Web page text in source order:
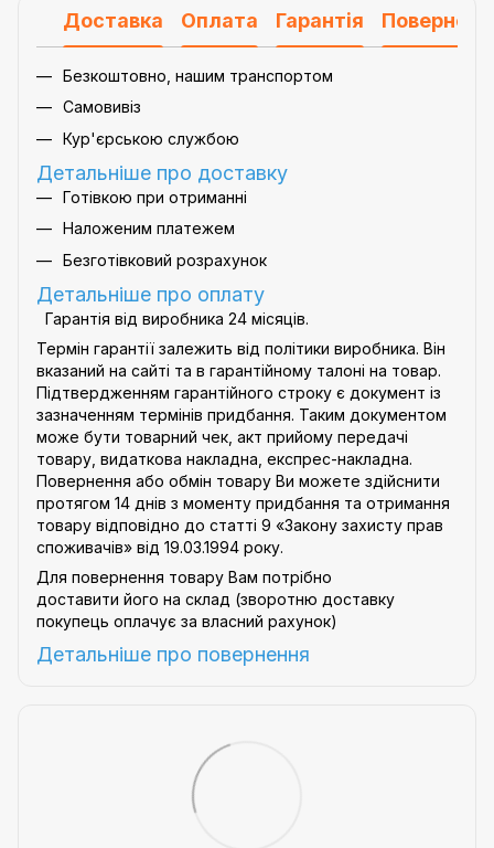
Доставка Оплата Гарантія
Безкоштовно, нашим транспортом
Самовивіз
Кур'єрською службою
Детальніше про доставку
Готівкою при отриманні
Наложеним платежем
Безготівковий розрахунок
Детальніше про оплату
Гарантія від виробника 24 місяців.
Термін гарантії залежить від політики виробника. Він
вказаний на сайті та в гарантійному талоні на товар.
Підтвердженням гарантійного строку є документ із
зазначенням термінів придбання. Таким документом
може бути товарний чек, акт прийому передачі
товару, видаткова накладна, експрес-накладна.
Повернення або обмін товару Ви можете здійснити
протягом 14 днів з моменту придбання та отримання
товару відповідно до статті 9 «Закону захисту прав
споживачів» від 19.03.1994 року.
Для повернення товару Вам потрібно
доставити його на склад (зворотню доставку
покупець оплачує за власний рахунок)
Детальніше про повернення